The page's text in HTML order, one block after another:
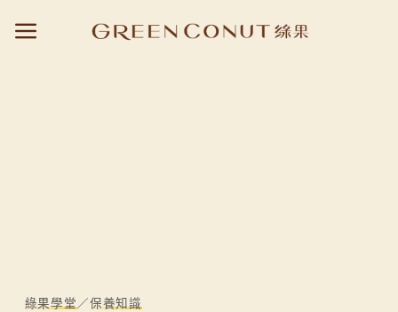
綠果學堂 ／保養知識